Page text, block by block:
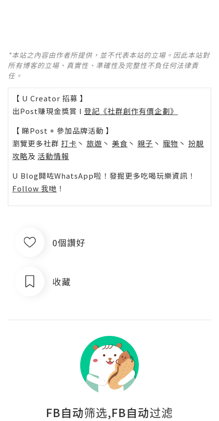
*本站之內容由作者所提供，並不代表本站的立場。因此本站對
所有博客的立場、真實性、準確性及完整性不負任何法律責
任。
【 U Creator 招募 】
出Post賺現金獎賞 l 登記《社群創作有價企劃》
【 睇Post + 參加品牌活動 】
瀏覽更多社群 打卡 丶 旅遊 丶 美食 丶 親子 丶 寵物 丶 扮靚
攻略及 活動情報
U Blog開咗WhatsApp啦！發掘更多吃喝玩樂資訊！
Follow 我哋 ！
0個讚好
收藏
FB自动筛选,FB自动过滤